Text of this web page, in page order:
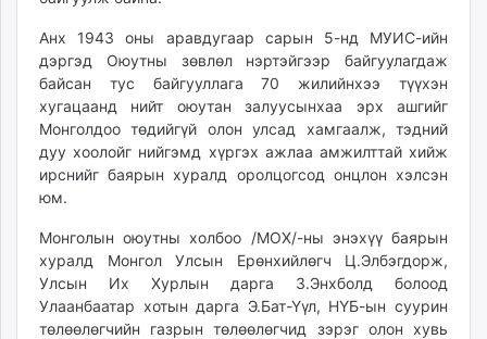
mnb.mn
Livetv.mn
Eguur.mn
24tsag.mn
shuud.mn
eagle.mn
ergelt.mn
today.mn
zuv.mn
mminfo.mn
ugluu.mn
Анх 1943 оны аравдугаар сарын 5-нд МУИС-ийн
дэргэд Оюутны зөвлөл нэртэйгээр байгуулагдаж
байсан тус байгууллага 70 жилийнхээ түүхэн
хугацаанд нийт оюутан залуусынхаа эрх ашгийг
Монголдоо төдийгүй олон улсад хамгаалж, тэдний
дуу хоолойг нийгэмд хүргэх ажлаа амжилттай хийж
ирснийг баярын хуралд оролцогсод онцлон хэлсэн
юм.
Монголын оюутны холбоо /МОХ/-ны энэхүү баярын
хуралд Монгол Улсын Ерөнхийлөгч Ц.Элбэгдорж,
Улсын Их Хурлын дарга З.Энхболд болоод
Улаанбаатар хотын дарга Э.Бат-Үүл, НҮБ-ын суурин
төлөөлөгчийн газрын төлөөлөгчид зэрэг олон хувь